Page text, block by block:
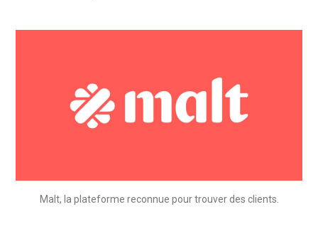
Malt, la plateforme reconnue pour trouver des clients.